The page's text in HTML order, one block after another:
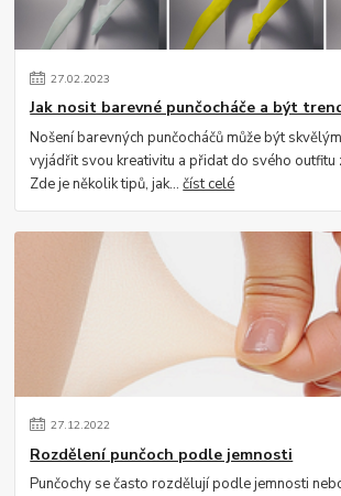
27.02.2023
Jak nosit barevné punčocháče a být
Nošení barevných punčocháčů může být
vyjádřit svou kreativitu a přidat do svého outfitu
Zde je několik tipů, jak...číst celé
27.12.2022
Rozdělení punčoch podle jemnosti
Punčochy se často rozdělují podle jemnosti